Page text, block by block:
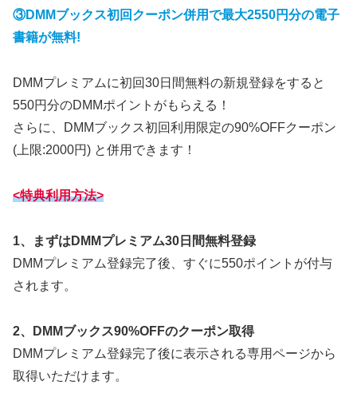
③DMMブックス初回クーポン併用で最大2550円分の電子
書籍が無料!
DMMプレミアムに初回30日間無料の新規登録をすると
550円分のDMMポイントがもらえる！
さらに、DMMブックス初回利用限定の90%OFFクーポン
(上限:2000円) と併用できます！
<特典利用方法>
1、まずはDMMプレミアム30日間無料登録
DMMプレミアム登録完了後、すぐに550ポイントが付与
されます。
2、DMMブックス90%OFFのクーポン取得
DMMプレミアム登録完了後に表示される専用ページから
取得いただけます。